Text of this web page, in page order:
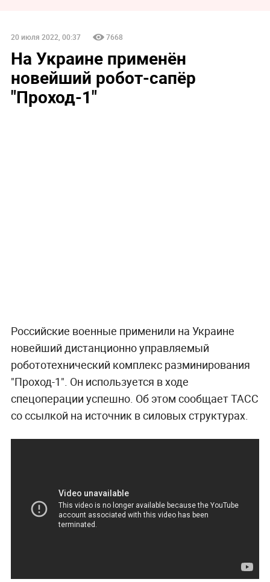
20 июля 2022, 00:37 7668
На Украине применён
новейший робот-сапёр
"Проход-1"
Российские военные применили на Украине
новейший дистанционно управляемый
робототехнический комплекс разминирования
"Проход-1". Он используется в ходе
спецоперации успешно. Об этом сообщает ТАСС
со ссылкой на источник в силовых структурах.